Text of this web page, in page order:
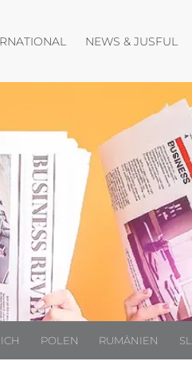
Menü öffnen
NEWS & JUSFUL
POLEN RUMÄNIEN